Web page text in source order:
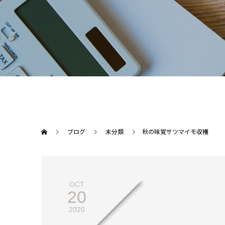
ブログ 未分類 秋の味覚サツマイモ収穫
OCT
20
2020